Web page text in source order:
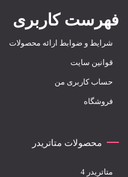
فهرست کاربری
شرایط و ضوابط ارائه محصولات
قوانین سایت
حساب کاربری من
فروشگاه
محصولات متاتریدر
متاتريدر 4